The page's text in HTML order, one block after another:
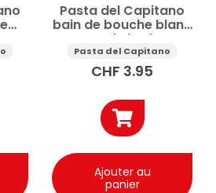
Appliquer
tous les filtres
Pasta del Capitano
bain de bouche blanc
naturel charbon
400ml
Pasta del Capitano
CHF 3.95
Ajouter au
panier